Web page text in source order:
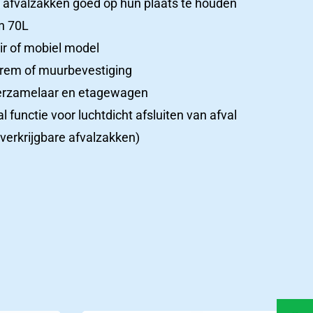
goed op hun plaats te houden
70L
of mobiel model
of muurbevestiging
en etagewagen
functie voor luchtdicht afsluiten van afval
afvalzakken)